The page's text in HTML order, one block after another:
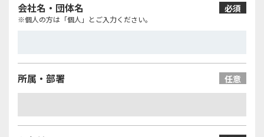
会社名・団体名 必須
※個人の方は「個人」とご入力ください。
所属・部署 任意